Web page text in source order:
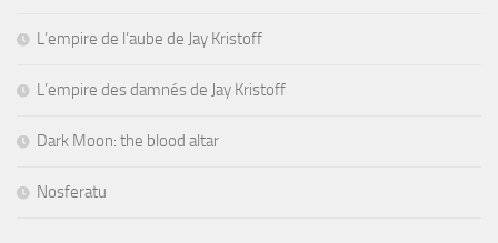
L’empire de l’aube de Jay Kristoff
L’empire des damnés de Jay Kristoff
Dark Moon: the blood altar
Nosferatu